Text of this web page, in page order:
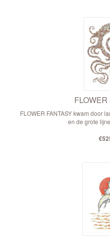
FLOWER
FLOWER FANTASY kwam door
en de grote